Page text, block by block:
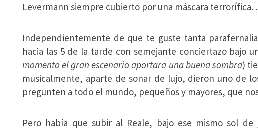
Levermann siempre cubierto por una máscara
Independientemente de que te guste tanta
hacia las 5 de la tarde con semejante conciertazo bajo
momento el gran escenario aportara una buena sombra)
musicalmente, aparte de sonar de lujo, dieron uno de
pregunten a todo el mundo, pequeños y mayores, que
Pero había que subir al Reale, bajo ese mismo sol